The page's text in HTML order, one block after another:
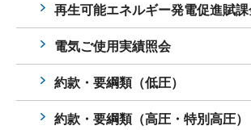
再生可能エネルギー発電促進賦
電気ご使用実績照会
約款・要綱類（低圧）
約款・要綱類（高圧・特別高圧）